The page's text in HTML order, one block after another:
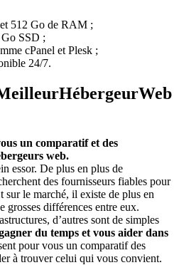
512 Go de RAM ;
SSD ;
cPanel et Plesk ;
24/7.
un comparatif et des
web.
essor. De plus en plus de
des fournisseurs fiables pour
sur le marché, il existe de plus en
grosses différences entre eux.
d’autres sont de simples
du temps et vous aider dans
pour vous un comparatif des
à trouver celui qui vous convient.